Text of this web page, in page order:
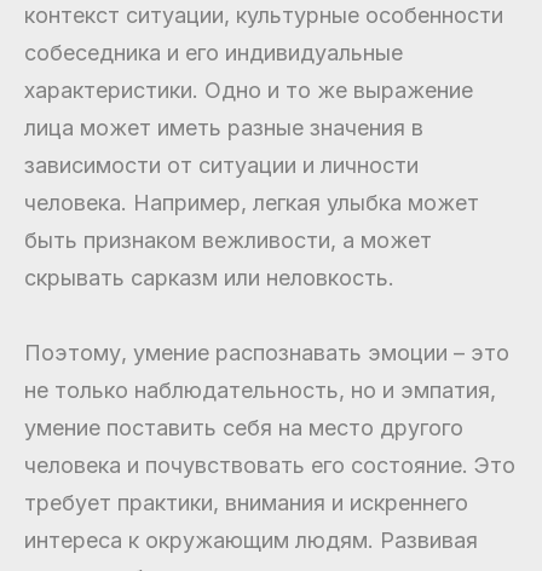
контекст ситуации, культурные особенности
собеседника и его индивидуальные
характеристики. Одно и то же выражение
лица может иметь разные значения в
зависимости от ситуации и личности
человека. Например, легкая улыбка может
быть признаком вежливости, а может
скрывать сарказм или неловкость.
Поэтому, умение распознавать эмоции – это
не только наблюдательность, но и эмпатия,
умение поставить себя на место другого
человека и почувствовать его состояние. Это
требует практики, внимания и искреннего
интереса к окружающим людям. Развивая